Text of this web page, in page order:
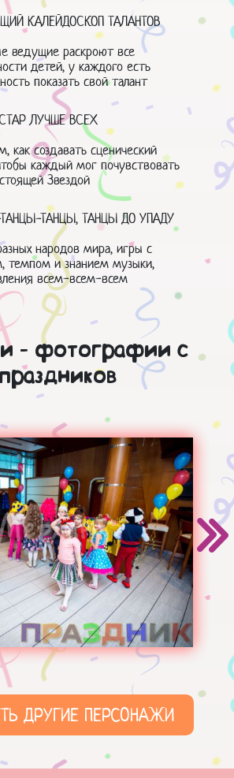
КАЛЕЙДОСКОП ТАЛАНТОВ
ведущие раскроют все
детей, у каждого есть
показать свой талант
ЛУЧШЕ ВСЕХ
как создавать сценический
каждый мог почувствовать
Звездой
ТАНЦЫ, ТАНЦЫ ДО УПАДУ
народов мира, игры с
темпом и знанием музыки,
всем-всем-всем
- фотографии с
праздников
ДРУГИЕ ПЕРСОНАЖИ